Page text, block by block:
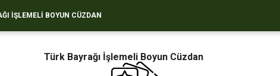
İŞLEMELI BOYUN CÜZDAN
Türk Bayrağı İşlemeli Boyun Cüzdan